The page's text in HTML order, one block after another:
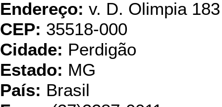
Endereço: v. D. Olimpia 183
CEP: 35518-000
Cidade: Perdigão
Estado: MG
País: Brasil